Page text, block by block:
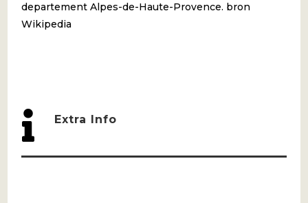
departement Alpes-de-Haute-Provence. bron
Wikipedia
 Extra Info